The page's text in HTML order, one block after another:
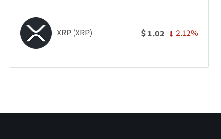
XRP (XRP) $ 1.02 2.12%